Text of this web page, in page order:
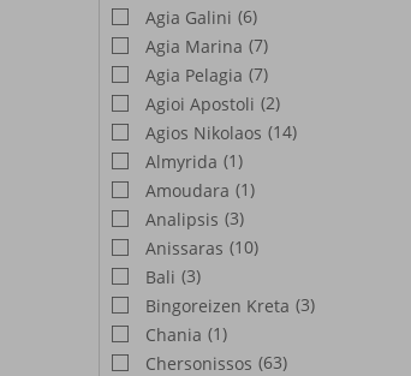
Agia Galini (6)
Agia Marina (7)
Agia Pelagia (7)
Agioi Apostoli (2)
Agios Nikolaos (14)
Almyrida (1)
Amoudara (1)
Analipsis (3)
Anissaras (10)
Bali (3)
Bingoreizen Kreta (3)
Chania (1)
Chersonissos (63)